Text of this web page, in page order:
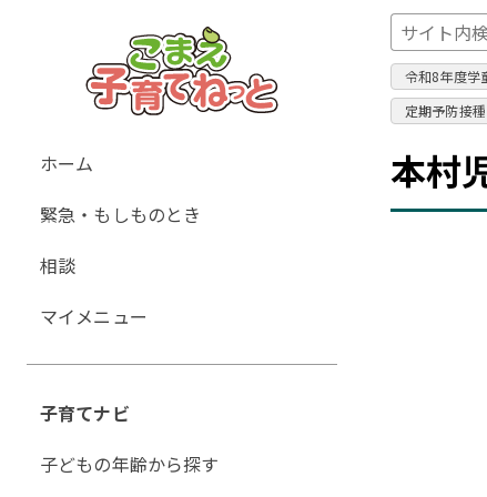
令和8年度学
定期予防接種
本村
グ
ー
ル
ナ
ゲ
シ
ョ
ホーム
緊急・もしものとき
相談
マイメニュー
子育てナビ
子どもの年齢から探す